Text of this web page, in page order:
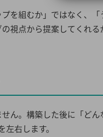
を組むか」ではなく、
視点から提案してくれる
ん。構築した後に「ど
右します。